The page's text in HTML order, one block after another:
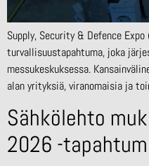
Supply, Security & Defence
turvallisuustapahtuma, joka
messukeskuksessa.
alan yrityksiä, viranomaisia ja
Sähkölehto
2026 -